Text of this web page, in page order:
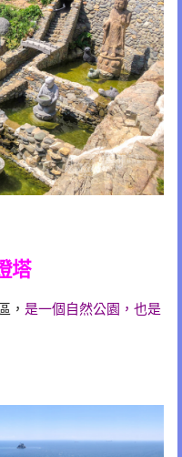
塔
， 是一個自然公園，也是